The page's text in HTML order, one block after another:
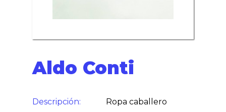
Aldo Conti
Descripción:
Ropa caballero